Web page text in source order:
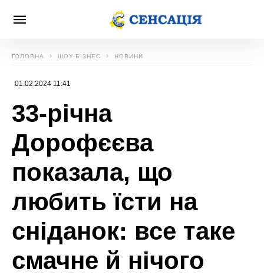
ГОЛОВНА ШОУ-БІЗНЕС НОВИНИ
01.02.2024 11:41
33-річна
Дорофєєва
показала, що
любить їсти на
сніданок: все таке
смачне й нічого